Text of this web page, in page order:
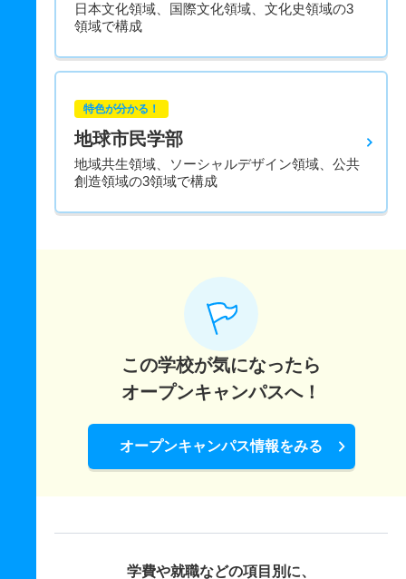
日本文化領域、国際文化領域、文化史領域の3
領域で構成
特色が分かる！
地球市民学部
地域共生領域、ソーシャルデザイン領域、公共
創造領域の3領域で構成
この学校が気になったら
オープンキャンパスへ！
オープンキャンパス情報をみる
学費や就職などの項目別に、